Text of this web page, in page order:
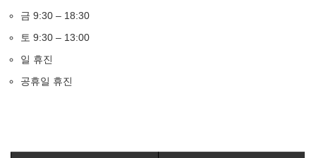
금 9:30 – 18:30
토 9:30 – 13:00
일 휴진
공휴일 휴진